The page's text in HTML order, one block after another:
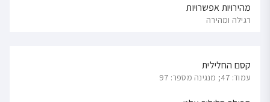
מהירויות אפשרויות
רגילה ומהירה
קסם החלילית
עמוד: 47; מנגינה מספר: 97